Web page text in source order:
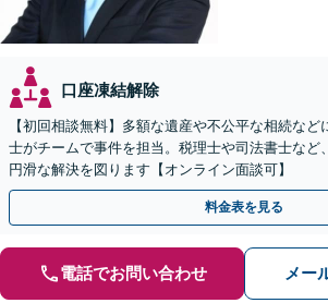
口座凍結解除
【初回相談無料】多額な遺産や不公平な相続な
士がチームで事件を担当。税理士や司法書士など
円滑な解決を図ります【オンライン面談可】
料金表を見る
電話でお問い合わせ メー